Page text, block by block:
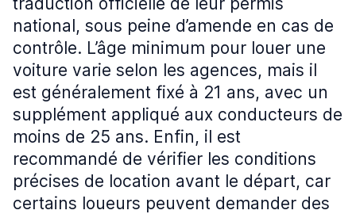
national, sous peine d’amende en cas de
contrôle. L’âge minimum pour louer une
voiture varie selon les agences, mais il
est généralement fixé à 21 ans, avec un
supplément appliqué aux conducteurs de
moins de 25 ans. Enfin, il est
recommandé de vérifier les conditions
précises de location avant le départ, car
certains loueurs peuvent demander des